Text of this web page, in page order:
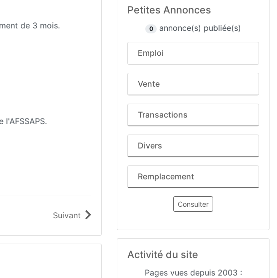
de 3 mois.
Suivant
Petites Annonces
0 annonce(s) publiée(s)
Emploi
Vente
Transactions
Divers
Remplacement
Consulter
Activité du site
Pages vues depuis 2003 :